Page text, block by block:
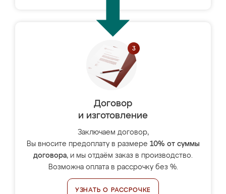
Договор
и изготовление
Заключаем договор,
Вы вносите предоплату в размере 10% от суммы
договора, и мы отдаём заказ в производство.
Возможна оплата в рассрочку без %.
УЗНАТЬ О РАССРОЧКЕ